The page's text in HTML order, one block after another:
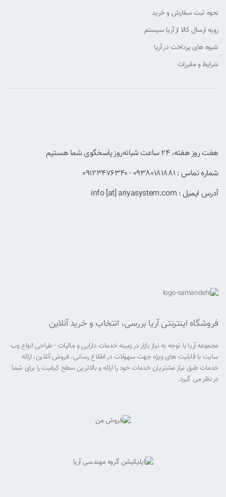
نحوه ثبت سفارش و خرید
رویه ارسال کالا از آریا سیستم
شیوه های پرداخت در آریا
شرایط و مقررات
هفت روز هفته، ۲۴ ساعت شبانه‌روز پاسخگوی شما هستیم
شماره تماس : 09380181881 - 09123476340
آدرس ایمیل : info [at] ariyasystem.com
فروشگاه اینترنتی آریا بررسی، انتخاب و خرید آنلاین
مجموعه آریا با توجه به نیاز بازار در زمینه خدمات دارایی و مالیات - طراحی انواع وب
سایت با قابلیت های ویژه جهت سهولات در اطلاع رسانی، فروش آنلاین، ارائه
خدمات طبق نیاز مشتریان خدمات خود را ارائه و بالاترین سطح کیفیت را برای شما
در نظر می گیرد.